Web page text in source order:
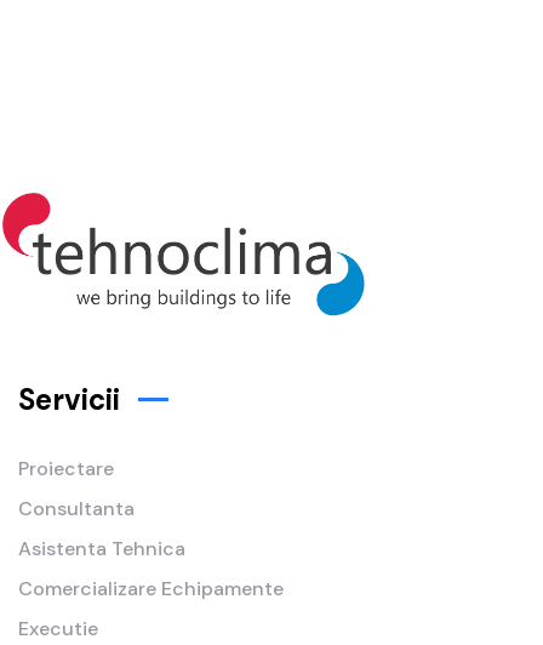
Servicii
Proiectare
Consultanta
Asistenta Tehnica
Comercializare Echipamente
Executie